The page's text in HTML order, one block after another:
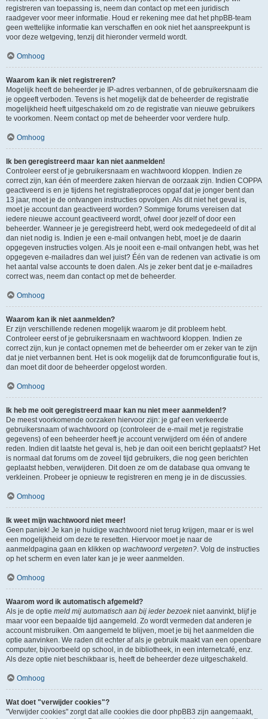
registreren van toepassing is, neem dan contact op met een juridisch
raadgever voor meer informatie. Houd er rekening mee dat het phpBB-team
geen wettelijke informatie kan verschaffen en ook niet het aanspreekpunt is
voor deze wetgeving, tenzij dit hieronder vermeld wordt.
Omhoog
Waarom kan ik niet registreren?
Mogelijk heeft de beheerder je IP-adres verbannen, of de gebruikersnaam die
je opgeeft verboden. Tevens is het mogelijk dat de beheerder de registratie
mogelijkheid heeft uitgeschakeld om zo de registratie van nieuwe gebruikers
te voorkomen. Neem contact op met de beheerder voor verdere hulp.
Omhoog
Ik ben geregistreerd maar kan niet aanmelden!
Controleer eerst of je gebruikersnaam en wachtwoord kloppen. Indien ze
correct zijn, kan één of meerdere zaken hiervan de oorzaak zijn. Indien COPPA
geactiveerd is en je tijdens het registratieproces opgaf dat je jonger bent dan
13 jaar, moet je de ontvangen instructies opvolgen. Als dit niet het geval is,
moet je account dan geactiveerd worden? Sommige forums vereisen dat
iedere nieuwe account geactiveerd wordt, ofwel door jezelf of door een
beheerder. Wanneer je je geregistreerd hebt, werd ook medegedeeld of dit al
dan niet nodig is. Indien je een e-mail ontvangen hebt, moet je de daarin
opgegeven instructies volgen. Als je nooit een e-mail ontvangen hebt, was het
opgegeven e-mailadres dan wel juist? Één van de redenen van activatie is om
het aantal valse accounts te doen dalen. Als je zeker bent dat je e-mailadres
correct was, neem dan contact op met de beheerder.
Omhoog
Waarom kan ik niet aanmelden?
Er zijn verschillende redenen mogelijk waarom je dit probleem hebt.
Controleer eerst of je gebruikersnaam en wachtwoord kloppen. Indien ze
correct zijn, kun je contact opnemen met de beheerder om er zeker van te zijn
dat je niet verbannen bent. Het is ook mogelijk dat de forumconfiguratie fout is,
dan moet dit door de beheerder opgelost worden.
Omhoog
Ik heb me ooit geregistreerd maar kan nu niet meer aanmelden!?
De meest voorkomende oorzaken hiervoor zijn: je gaf een verkeerde
gebruikersnaam of wachtwoord op (controleer de e-mail met je registratie
gegevens) of een beheerder heeft je account verwijderd om één of andere
reden. Indien dit laatste het geval is, heb je dan ooit een bericht geplaatst? Het
is normaal dat forums om de zoveel tijd gebruikers, die nog geen berichten
geplaatst hebben, verwijderen. Dit doen ze om de database qua omvang te
verkleinen. Probeer je opnieuw te registreren en meng je in de discussies.
Omhoog
Ik weet mijn wachtwoord niet meer!
Geen paniek! Je kan je huidige wachtwoord niet terug krijgen, maar er is wel
een mogelijkheid om deze te resetten. Hiervoor moet je naar de
aanmeldpagina gaan en klikken op wachtwoord vergeten?. Volg de instructies
op het scherm en even later kan je je weer aanmelden.
Omhoog
Waarom word ik automatisch afgemeld?
Als je de optie meld mij automatisch aan bij ieder bezoekniet aanvinkt, blijf je
maar voor een bepaalde tijd aangemeld. Zo wordt vermeden dat anderen je
account misbruiken. Om aangemeld te blijven, moet je bij het aanmelden die
optie aanvinken. We raden dit echter af als je gebruik maakt van een openbare
computer, bijvoorbeeld op school, in de bibliotheek, in een internetcafé, enz.
Als deze optie niet beschikbaar is, heeft de beheerder deze uitgeschakeld.
Omhoog
Wat doet "verwijder cookies"?
"Verwijder cookies" zorgt dat alle cookies die door phpBB3 zijn aangemaakt,